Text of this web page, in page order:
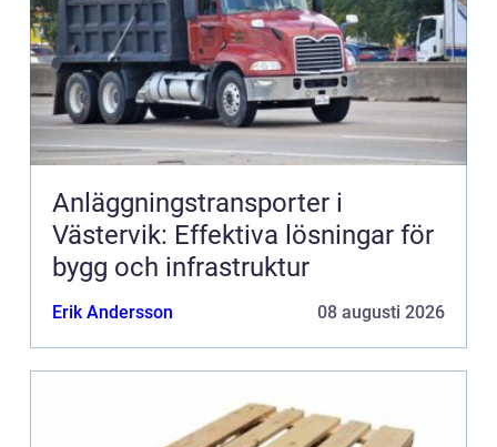
Anläggningstransporter i
Västervik: Effektiva lösningar för
bygg och infrastruktur
Erik Andersson 08 augusti 2026